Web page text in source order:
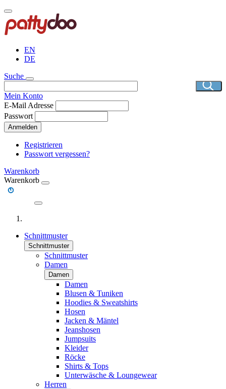
Direkt
zum
Inhalt
EN
DE
Suche
Mein Konto
E-Mail Adresse
Passwort
Anmelden
Registrieren
Passwort vergessen?
Warenkorb
Warenkorb
Schnittmuster
Schnittmuster
Schnittmuster
Damen
Damen
Damen
Blusen & Tuniken
Hoodies & Sweatshirts
Hosen
Jacken & Mäntel
Jeanshosen
Jumpsuits
Kleider
Röcke
Shirts & Tops
Unterwäsche & Loungewear
Herren